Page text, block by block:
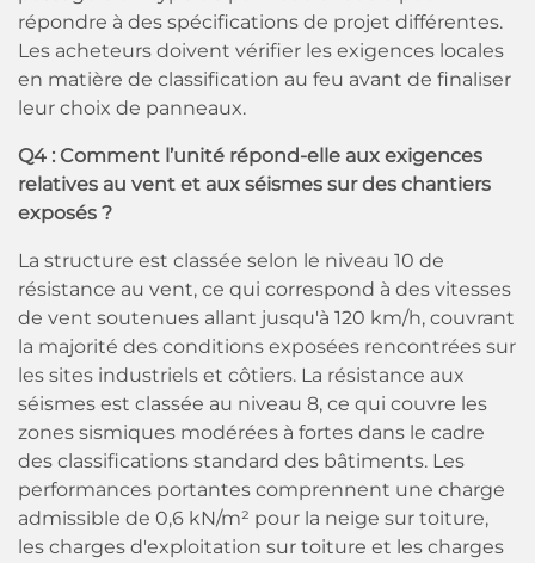
répondre à des spécifications de projet différentes.
Les acheteurs doivent vérifier les exigences locales
en matière de classification au feu avant de finaliser
leur choix de panneaux.
Q4 : Comment l’unité répond-elle aux exigences
relatives au vent et aux séismes sur des chantiers
exposés ?
La structure est classée selon le niveau 10 de
résistance au vent, ce qui correspond à des vitesses
de vent soutenues allant jusqu'à 120 km/h, couvrant
la majorité des conditions exposées rencontrées sur
les sites industriels et côtiers. La résistance aux
séismes est classée au niveau 8, ce qui couvre les
zones sismiques modérées à fortes dans le cadre
des classifications standard des bâtiments. Les
performances portantes comprennent une charge
admissible de 0,6 kN/m² pour la neige sur toiture,
les charges d'exploitation sur toiture et les charges